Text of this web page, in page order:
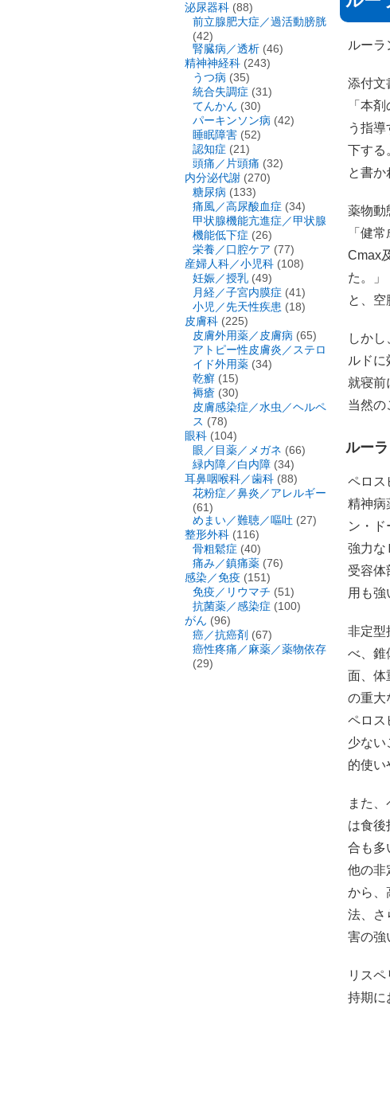
ルーラ
添付文
「本
う指
下する
と書か
薬物動
「健
Cmax
た。」
と、空
しか
ルドに
就寝前
当然の
ルー
ペロス
精神病
ン・ド
強力な
受容体
用も強
非定型
べ、錐
面、体
の重大
ペロス
少ない
的使い
また
は食後
合も多
他の非
から、
法、さ
害の強
リス
持期に
泌尿器科 (88)
前立腺肥大症／過活動膀胱
(42)
腎臓病／透析 (46)
精神神経科 (243)
うつ病 (35)
統合失調症 (31)
てんかん (30)
パーキンソン病 (42)
睡眠障害 (52)
認知症 (21)
頭痛／片頭痛 (32)
内分泌代謝 (270)
糖尿病 (133)
痛風／高尿酸血症 (34)
甲状腺機能亢進症／甲状腺
機能低下症 (26)
栄養／口腔ケア (77)
産婦人科／小児科 (108)
妊娠／授乳 (49)
月経／子宮内膜症 (41)
小児／先天性疾患 (18)
皮膚科 (225)
皮膚外用薬／皮膚病 (65)
アトピー性皮膚炎／ステロ
イド外用薬 (34)
乾癬 (15)
褥瘡 (30)
皮膚感染症／水虫／ヘルペ
ス (78)
眼科 (104)
眼／目薬／メガネ (66)
緑内障／白内障 (34)
耳鼻咽喉科／歯科 (88)
花粉症／鼻炎／アレルギー
(61)
めまい／難聴／嘔吐 (27)
整形外科 (116)
骨粗鬆症 (40)
痛み／鎮痛薬 (76)
感染／免疫 (151)
免疫／リウマチ (51)
抗菌薬／感染症 (100)
がん (96)
癌／抗癌剤 (67)
癌性疼痛／麻薬／薬物依存
(29)